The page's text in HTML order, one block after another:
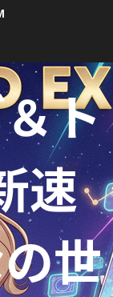
ト
速
世